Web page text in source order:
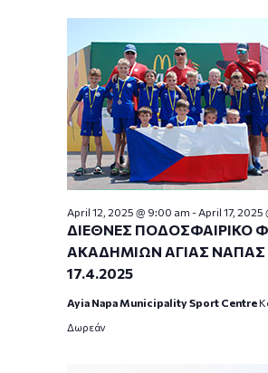
ΔΙΕΘΝΕΣ ΠΟΔΟΣΦΑΙΡΙΚΟ
ΑΚΑΔΗΜΙΩΝ ΑΓΙΑΣ ΝΑΠΑΣ
17.4.2025
April 12, 2025 @ 9:00 am - April 17, 2025
Ayia Napa Municipality Sport Centre
Δωρεάν